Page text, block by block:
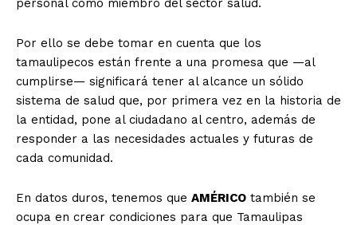
personal como miembro del sector salud.
Por ello se debe tomar en cuenta que los
tamaulipecos están frente a una promesa que —al
cumplirse— significará tener al alcance un sólido
sistema de salud que, por primera vez en la historia de
la entidad, pone al ciudadano al centro, además de
responder a las necesidades actuales y futuras de
cada comunidad.
En datos duros, tenemos que AMÉRICO también se
ocupa en crear condiciones para que Tamaulipas